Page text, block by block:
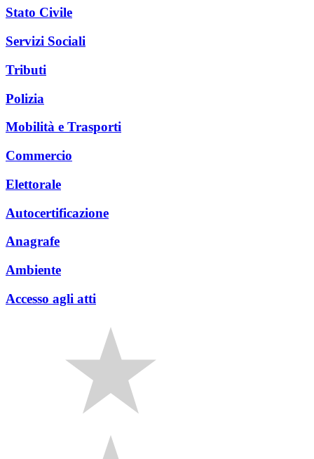
Stato Civile
Servizi Sociali
Tributi
Polizia
Mobilità e Trasporti
Commercio
Elettorale
Autocertificazione
Anagrafe
Ambiente
Accesso agli atti